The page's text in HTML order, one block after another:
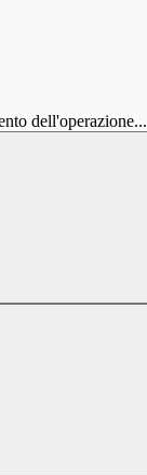
dell'operazione...